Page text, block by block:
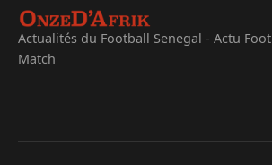
Actualités du Football Senegal - Actu Foot
Match